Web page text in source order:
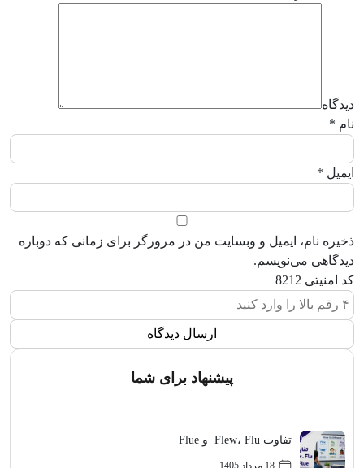
دیدگاه
نام *
ایمیل *
ذخیره نام، ایمیل و وبسایت من در مرورگر برای زمانی که دوباره
دیدگاهی می‌نویسم.
کد امنیتی 8212
پیشنهاد برای شما
تفاوت Flew، Flu و Flue
18 مرداد 1405